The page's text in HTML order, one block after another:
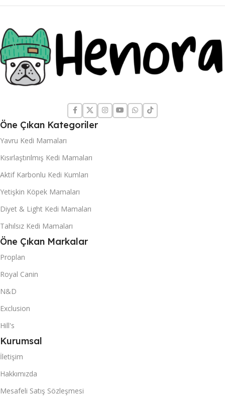
Öne Çıkan Kategoriler
Yavru Kedi Mamaları
Kısırlaştırılmış Kedi Mamaları
Aktif Karbonlu Kedi Kumları
Yetişkin Köpek Mamaları
Diyet & Light Kedi Mamaları
Tahılsız Kedi Mamaları
Öne Çıkan Markalar
Proplan
Royal Canin
N&D
Exclusion
Hill's
Kurumsal
İletişim
Hakkımızda
Mesafeli Satış Sözleşmesi